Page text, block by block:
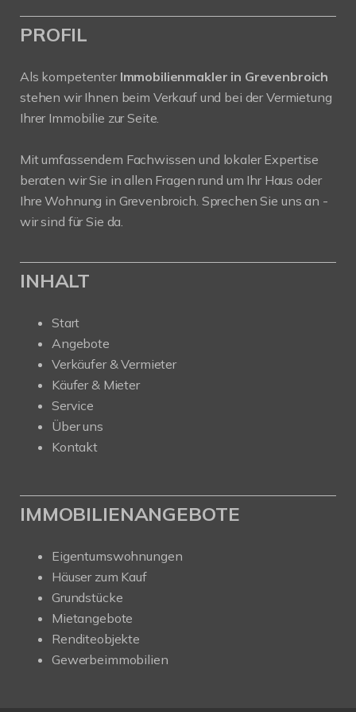
PROFIL
Als kompetenter Immobilienmakler in Grevenbroich
stehen wir Ihnen beim Verkauf und bei der Vermietung
Ihrer Immobilie zur Seite.
Mit umfassendem Fachwissen und lokaler Expertise
beraten wir Sie in allen Fragen rund um Ihr Haus oder
Ihre Wohnung in Grevenbroich. Sprechen Sie uns an -
wir sind für Sie da.
INHALT
Start
Angebote
Verkäufer & Vermieter
Käufer & Mieter
Service
Über uns
Kontakt
IMMOBILIENANGEBOTE
Eigentumswohnungen
Häuser zum Kauf
Grundstücke
Mietangebote
Renditeobjekte
Gewerbeimmobilien